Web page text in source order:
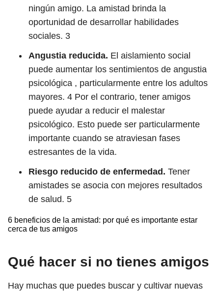
ningún amigo. La amistad brinda la
oportunidad de desarrollar habilidades
sociales. 3
Angustia reducida. El aislamiento social
puede aumentar los sentimientos de angustia
psicológica , particularmente entre los adultos
mayores. 4 Por el contrario, tener amigos
puede ayudar a reducir el malestar
psicológico. Esto puede ser particularmente
importante cuando se atraviesan fases
estresantes de la vida.
Riesgo reducido de enfermedad. Tener
amistades se asocia con mejores resultados
de salud. 5
6 beneficios de la amistad: por qué es importante estar
cerca de tus amigos
Qué hacer si no tienes amigos
Hay muchas que puedes buscar y cultivar nuevas